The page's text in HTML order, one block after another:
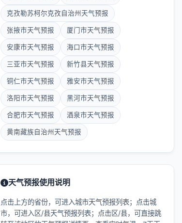
克孜勒苏柯尔克孜自治州天气预报
张掖市天气预报 厦门市天气预报
安康市天气预报 海口市天气预报
三亚市天气预报 新竹县天气预报
铜仁市天气预报 雅安市天气预报
洛阳市天气预报 黑河市天气预报
合肥市天气预报 酒泉市天气预报
黄南藏族自治州天气预报
天气预报使用说明
点击上方的省份，可进入城市天气预报列表；点击城
市，可进入区/县天气预报列表；点击区/县，可直接跳